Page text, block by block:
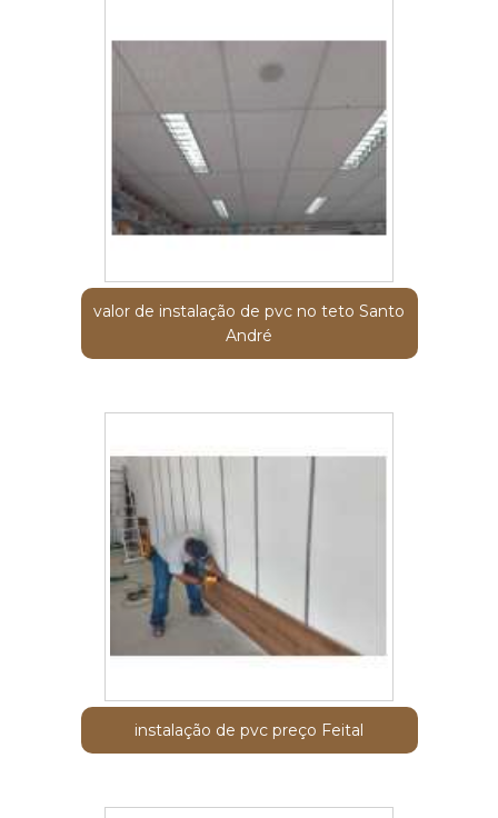
valor de instalação de pvc no teto Santo
André
instalação de pvc preço Feital